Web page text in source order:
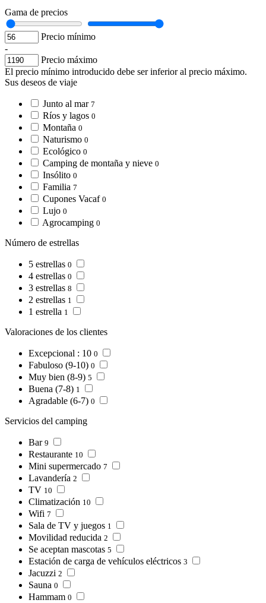
Gama de precios
Precio mínimo
-
Precio máximo
El precio mínimo introducido debe ser inferior al precio máximo.
Sus deseos de viaje
Junto al mar 7
Ríos y lagos 0
Montaña 0
Naturismo 0
Ecológico 0
Camping de montaña y nieve 0
Insólito 0
Familia 7
Cupones Vacaf 0
Lujo 0
Agrocamping 0
Número de estrellas
5 estrellas 0
4 estrellas 0
3 estrellas 8
2 estrellas 1
1 estrella 1
Valoraciones de los clientes
Excepcional : 10 0
Fabuloso (9-10) 0
Muy bien (8-9) 5
Buena (7-8) 1
Agradable (6-7) 0
Servicios del camping
Bar 9
Restaurante 10
Mini supermercado 7
Lavandería 2
TV 10
Climatización 10
Wifi 7
Sala de TV y juegos 1
Movilidad reducida 2
Se aceptan mascotas 5
Estación de carga de vehículos eléctricos 3
Jacuzzi 2
Sauna 0
Hammam 0